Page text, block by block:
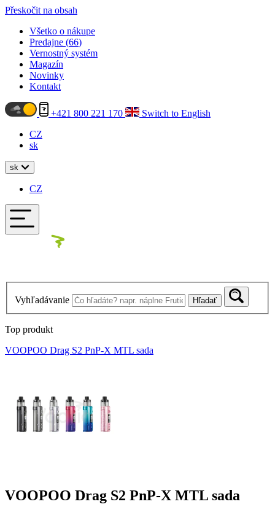
Přeskočit na obsah
Všetko o nákupe
Predajne (66)
Vernostný systém
Magazín
Novinky
Kontakt
+421 800 221 170
Switch to English
CZ
sk
sk
CZ
Vyhľadávanie Hľadať
Top produkt
VOOPOO Drag S2 PnP-X MTL sada
VOOPOO Drag S2 PnP-X MTL sada